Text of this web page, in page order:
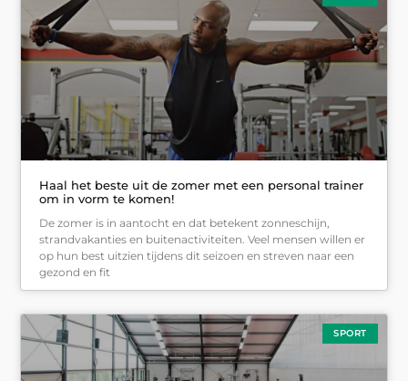
Haal het beste uit de zomer met een personal trainer
om in vorm te komen!
De zomer is in aantocht en dat betekent zonneschijn,
strandvakanties en buitenactiviteiten. Veel mensen willen er
op hun best uitzien tijdens dit seizoen en streven naar een
gezond en fit
SPORT